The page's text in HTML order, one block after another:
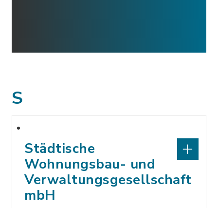
S
Städtische
Wohnungsbau- und
Verwaltungsgesellschaft
mbH